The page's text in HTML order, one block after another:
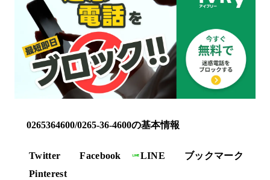
0265364600/0265-36-4600の基本情報
Twitter Facebook LINE
ブックマーク
Pinterest